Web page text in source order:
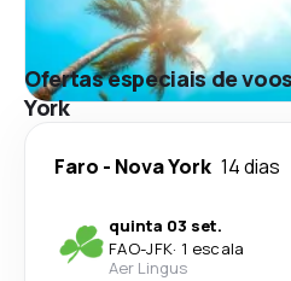
Ofertas especiais de
York
Faro - Nova York 14 dias
quinta 03 set.
FAO-JFK· 1 escala
Aer Lingus